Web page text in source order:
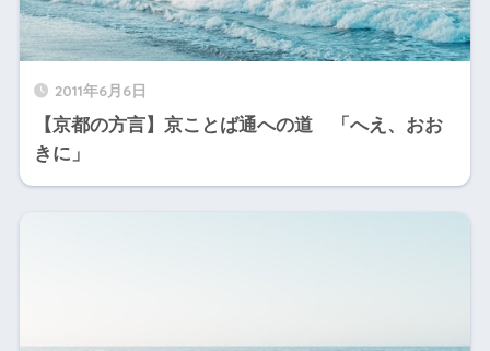
2011年6月6日
【京都の方言】京ことば通への道 「へえ、おお
きに」